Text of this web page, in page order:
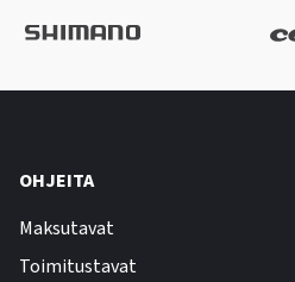
OHJEITA
Maksutavat
Toimitustavat